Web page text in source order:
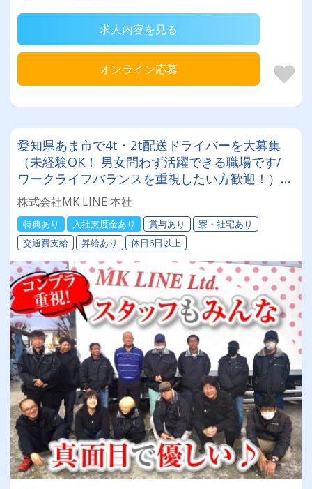
求人内容を見る
オンライン応募
愛知県あま市で4t・2t配送ドライバーを大募集
（未経験OK！ 男女問わず活躍できる職場です/
ワークライフバランスを重視したい方歓迎！）自
由な環境で、自分を活かせる★働きやすさはピカ
イチ！ 4t・2t配送ドライバー（未経験OK！）
株式会社MK LINE 本社
特典あり 入社支度金あり 賞与あり
寮・社宅あり
交通費支給
昇給あり 休日6日以上